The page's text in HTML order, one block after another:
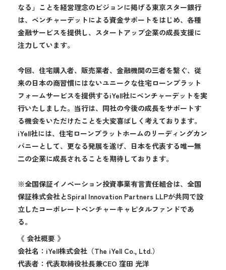
なる」ことを経営理念のビジョンに掲げる東京スター銀行
は、ベンチャーデットによる資金サポートをはじめ、各種
金融サービスを提供し、スタートアップ企業の成長支援に
注力しています。
今回、住宅購入者、販売業者、金融機関の三者を繋ぐ、従
来の日本の商習慣にはないユニークな住宅ローンプラット
フォームサービスを提供するiYell社にベンチャーデットを実
行いたしました。当行は、同社の今後の成長をサポートす
る機会をいただけたことを大変喜ばしく考えております。
iYell社には、住宅ローンプラットホームのリーディングカン
パニーとして、更なる発展を遂げ、日本を代表する唯一無
二の企業に成長されることを期待しております。
※全国保証イノベーション投資事業有言責任組合は、全国
保証株式会社とSpiral Innovation Partners LLPが共同で設
立したコーポレートベンチャーキャピタルファンドであ
る。
《 会社概要 》
会社名：iYell株式会社（The iYell Co., Ltd.）
代表者：代表取締役社長兼CEO 窪田 光洋